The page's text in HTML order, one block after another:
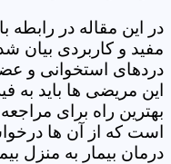
در این مقاله در رابطه
مفید و کاربردی بیان
دردهای استخوانی و
این مریضی ها باید به
بهترین راه برای
است که از آن ها
درمان بیمار به منزل